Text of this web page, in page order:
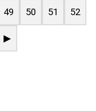
49 50 51 52
▶